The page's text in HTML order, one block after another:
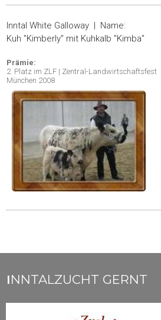
Inntal White Galloway | Name:
Kuh "Kimberly" mit Kuhkalb "Kimba"
Prämie:
2. Platz im ZLF | Zentral-Landwirtschaftsfest
München 2008
INNTALZUCHT GERNT